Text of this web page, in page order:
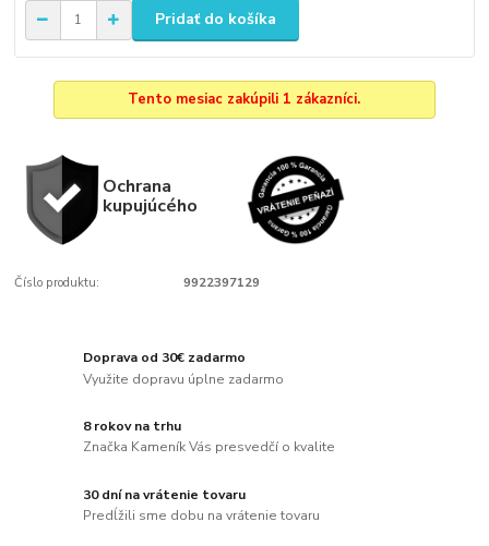
Pridať do košíka
Tento mesiac zakúpili 1 zákazníci.
Ochrana
kupujúcého
Číslo produktu: 9922397129
Doprava od 30€ zadarmo
Využite dopravu úplne zadarmo
8 rokov na trhu
Značka Kameník Vás presvedčí o kvalite
30 dní na vrátenie tovaru
Predĺžili sme dobu na vrátenie tovaru